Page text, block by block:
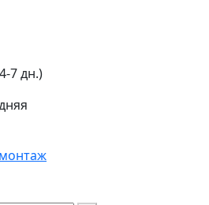
7 дн.)